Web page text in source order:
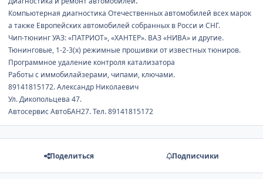
Компьютерная диагностика Отечественных автомобилей всех марок
а также Европейских автомобилей собранных в Росси и СНГ.
Чип-тюнинг УАЗ: «ПАТРИОТ», «ХАНТЕР». ВАЗ «НИВА» и другие.
Тюнинговые, 1-2-3(х) режимные прошивки от известных тюниров.
Программное удаление контроля катализатора
Работы с иммобилайзерами, чипами, ключами.
89141815172. Александр Николаевич
Ул. Дикопольцева 47.
Автосервис АвтоБАН27. Тел. 89141815172
Поделиться Подписчики